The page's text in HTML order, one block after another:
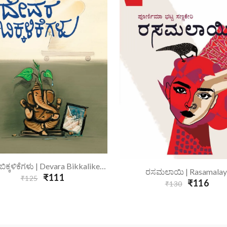
Add To Cart ದೇವರ ಬಿಕ್ಕಳಿಕೆಗಳು | Devara Bikkalikegalu
₹125₹111
Add To Cart
ರಸಮಲಾಯಿ |
₹130₹116